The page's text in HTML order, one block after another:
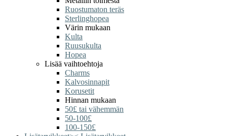
Ruostumaton teräs
Sterlinghopea
Värin mukaan
Kulta
Ruusukulta
Hopea
Lisää vaihtoehtoja
Charms
Kalvosinnapit
Korusetit
Hinnan mukaan
50£ tai vähemmän
50-100£
100-150£